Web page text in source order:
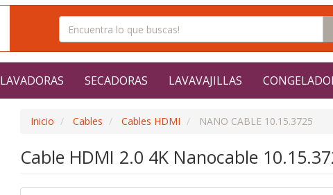
LAVADORAS SECADORAS LAVAVAJILLAS
Inicio Cables Cables HDMI NANO CABLE 10.15.3725
Cable HDMI 2.0 4K Nanocable